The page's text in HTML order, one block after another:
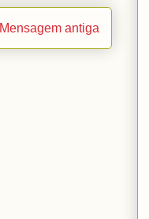
Mensagem antiga